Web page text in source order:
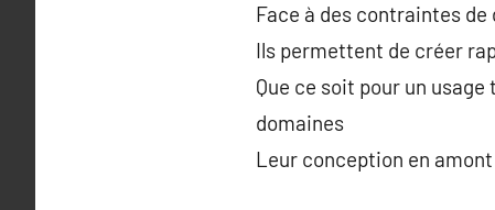
Face à des contraintes
Ils permettent de créer
Que ce soit pour un
domaines
Leur conception en